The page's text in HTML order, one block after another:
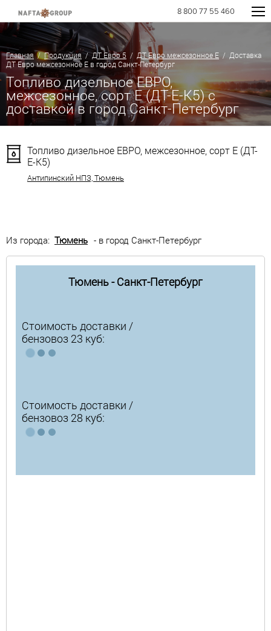
8 800 77 55 460
Главная/Продукция/ДТ Евро 5 / ДТ Евро межсезонное Е / Доставка
ДТ Евро межсезонное Е в город Санкт-Петербург
Топливо дизельное ЕВРО,
межсезонное, сорт Е (ДТ-Е-К5) с
доставкой в город Санкт-Петербург
Топливо дизельное ЕВРО, межсезонное, сорт Е (ДТ-
Е-К5)
Антипинский НПЗ, Тюмень
Из города: Тюмень - в город Санкт-Петербург
Тюмень - Санкт-Петербург
Стоимость доставки /
бензовоз 23 куб:
Стоимость доставки /
бензовоз 28 куб: